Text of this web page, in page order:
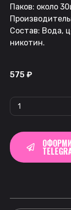
Паков: около
Состав: Вода,
никотин.
575 ₽